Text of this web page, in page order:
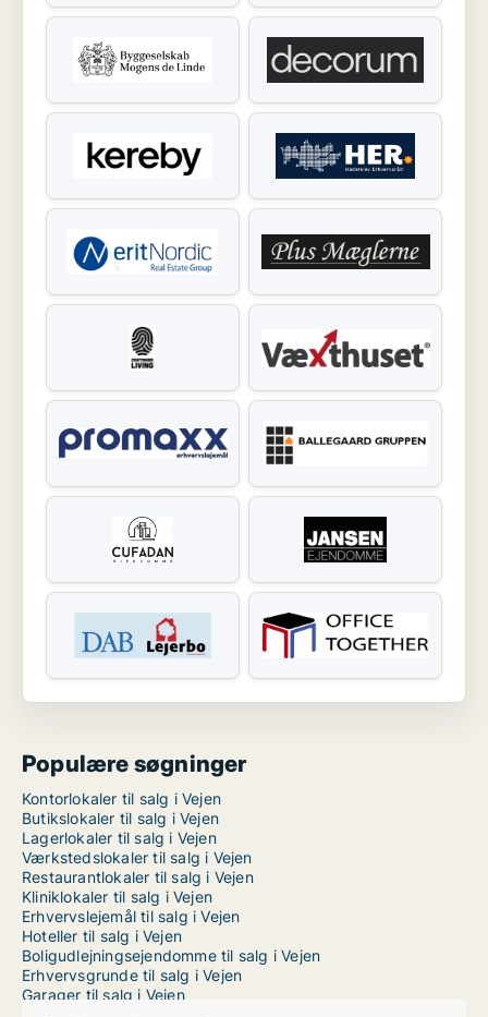
Populære søgninger
Kontorlokaler til salg i Vejen
Butikslokaler til salg i Vejen
Lagerlokaler til salg i Vejen
Værkstedslokaler til salg i Vejen
Restaurantlokaler til salg i Vejen
Kliniklokaler til salg i Vejen
Erhvervslejemål til salg i Vejen
Hoteller til salg i Vejen
Boligudlejningsejendomme til salg i Vejen
Erhvervsgrunde til salg i Vejen
Garager til salg i Vejen